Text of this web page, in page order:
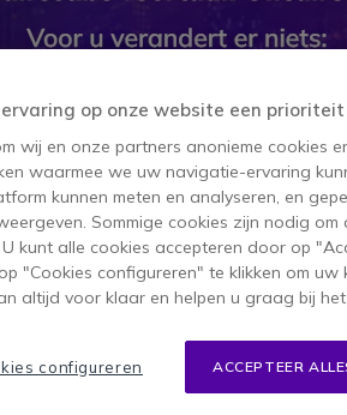
SKU PLCS540CS //
Vervanging
Dit product
op onze website een prioriteit
wij en onze partners anonieme cookies
waarmee we uw navigatie-ervaring
kunnen meten en analyseren, en
Sommige cookies zijn nodig
kunt alle cookies accepteren door op
"Cookies configureren" te klikken om uw
altijd voor klaar en helpen u graag bij
ACCEPTEER
configureren